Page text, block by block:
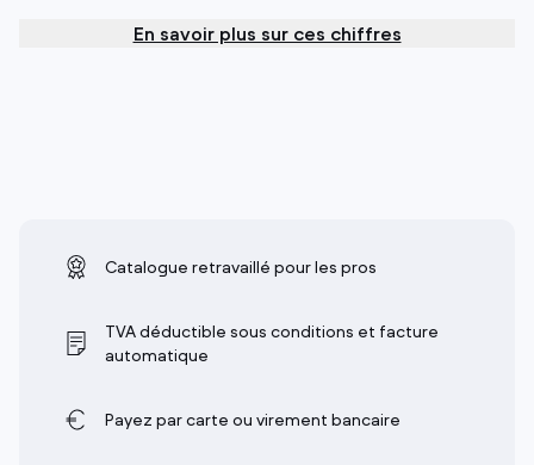
En savoir plus sur ces chiffres
Catalogue retravaillé pour les pros
TVA déductible sous conditions et facture
automatique
Payez par carte ou virement bancaire